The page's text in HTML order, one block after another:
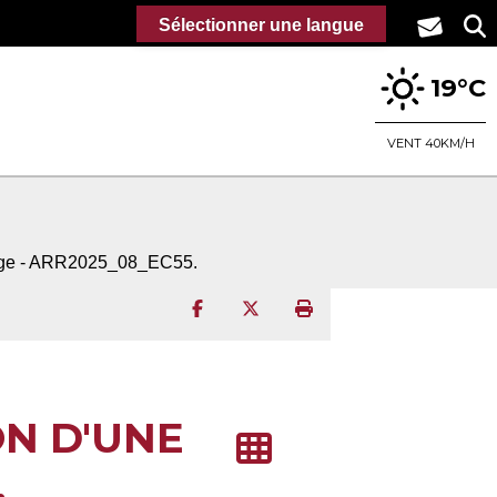
19°C
VENT 40KM/H
- ARR2025_08_EC55.
Partager sur Facebook
Partager sur Twitter
Imprimer la page
D'UNE
Sélectionner une langue